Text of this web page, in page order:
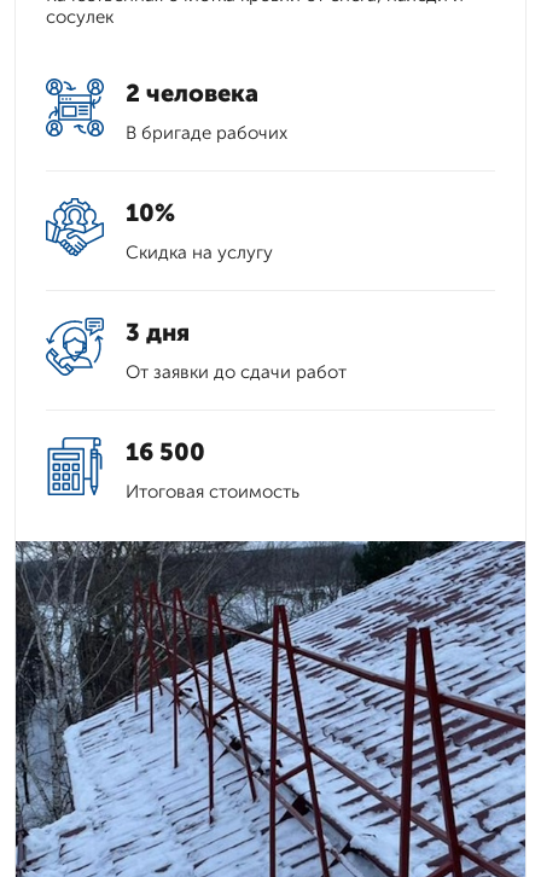
сосулек
2 человека
В бригаде рабочих
10%
Скидка на услугу
3 дня
От заявки до сдачи работ
16 500
Итоговая стоимость